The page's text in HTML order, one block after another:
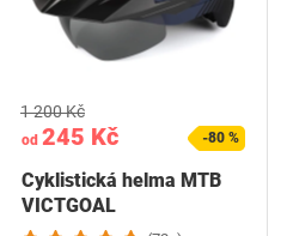
od 245 Kč
1 200 Kč
-80 %
Cyklistická helma MTB
VICTGOAL